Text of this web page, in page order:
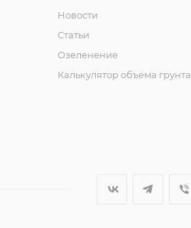
Новости
Статьи
Озеленение
Калькулятор объема грунта